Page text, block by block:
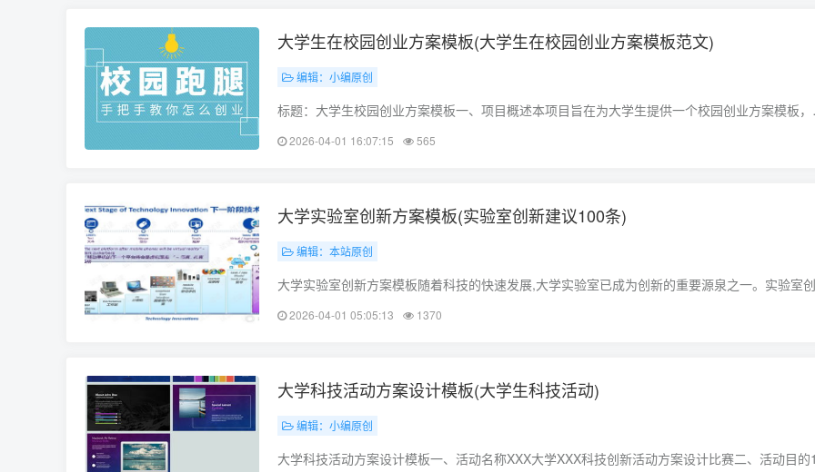
大学生在校园创业方案模板(大学生在校园创业方案模板范文)
编辑：小编原创
标题：大学生校园创业方案模板一、项目概述本项目旨在为大学生提供一个校园创业方案模板，
场分析、产品或服务设计、团队组建、项目实施、风险评估和财务……
2026-04-01 16:07:15 565
大学实验室创新方案模板(实验室创新建议100条)
编辑：本站原创
大学实验室创新方案模板随着科技的快速发展,大学实验室已成为创新的重要源泉之一。实验室
新发展。一、实验室创新方案的模板1. 项目概述实……
2026-04-01 05:05:13 1370
大学科技活动方案设计模板(大学生科技活动)
编辑：小编原创
大学科技活动方案设计模板一、活动名称XXX大学XXX科技创新活动方案设计比赛二、活动目的